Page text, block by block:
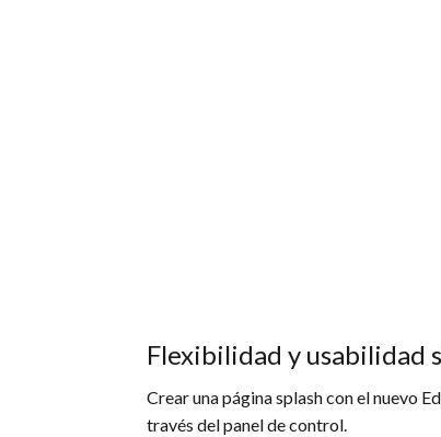
Flexibilidad y usabilidad
Crear una página splash con el nuevo
través del panel de control.